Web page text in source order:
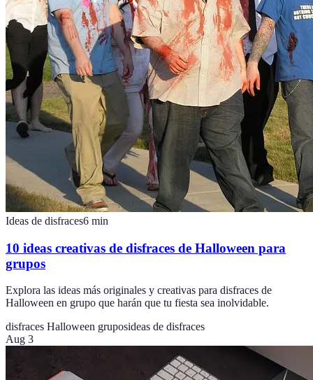
Ideas de disfraces6 min
10 ideas creativas de disfraces de Halloween para
grupos
Explora las ideas más originales y creativas para disfraces de
Halloween en grupo que harán que tu fiesta sea inolvidable.
disfraces Halloween gruposideas de disfraces
Aug 3